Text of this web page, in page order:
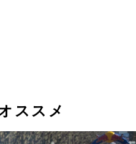
ススメ